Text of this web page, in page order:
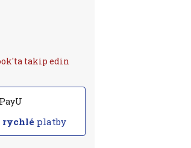
rychléplatby